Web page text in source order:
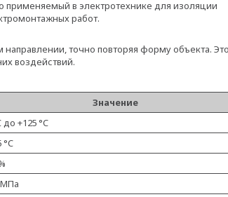
в электротехнике для изоляции
работ.
точно повторяя форму объекта. Это
воздействий.
Значение
до +125 °C
°C
МПа